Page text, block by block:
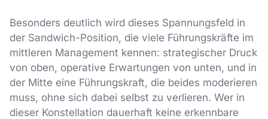
Besonders deutlich wird dieses Spannungsfeld in
der Sandwich-Position, die viele Führungskräfte im
mittleren Management kennen: strategischer Druck
von oben, operative Erwartungen von unten, und in
der Mitte eine Führungskraft, die beides moderieren
muss, ohne sich dabei selbst zu verlieren. Wer in
dieser Konstellation dauerhaft keine erkennbare